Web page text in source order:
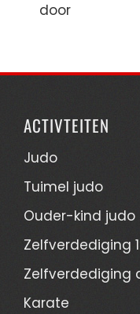
door
ACTIVTEITEN
Judo
Tuimel judo
Ouder-kind judo
Zelfverdediging
Zelfverdediging
Karate